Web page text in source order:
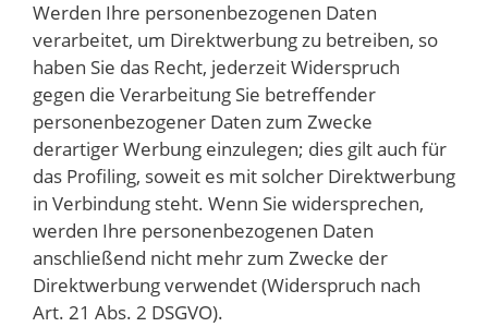
Werden Ihre personenbezogenen Daten
verarbeitet, um Direktwerbung zu betreiben, so
haben Sie das Recht, jederzeit Widerspruch
gegen die Verarbeitung Sie betreffender
personenbezogener Daten zum Zwecke
derartiger Werbung einzulegen; dies gilt auch für
das Profiling, soweit es mit solcher Direktwerbung
in Verbindung steht. Wenn Sie widersprechen,
werden Ihre personenbezogenen Daten
anschließend nicht mehr zum Zwecke der
Direktwerbung verwendet (Widerspruch nach
Art. 21 Abs. 2 DSGVO).